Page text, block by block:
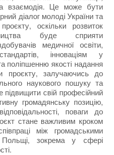
взаємодія. Це може бути
діалог молоді України та
оскільки розвиток
буде сприяти
медичної освіти,
інноваціям у
поліпшенню якості надання
проєкту, залучаючись до
наукового пошуку та
підвищити свій професійний
громадянську позицію,
поваги до
стане важливим кроком
між громадськими
Польщі, зокрема у сфері